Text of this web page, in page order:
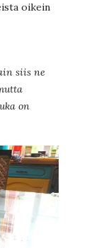
oikein
siis ne
on